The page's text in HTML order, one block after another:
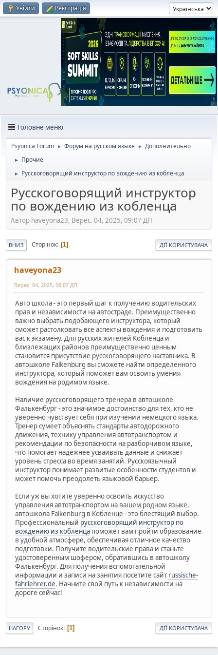
Увійти Реєстрація
Головне меню
Psyonica Forum ► Форум на русском языке ► Дополнительно
► Прочие
► Русскоговорящий инструктор по вождению из кобленца
Русскоговорящий инструктор
по вождению из кобленца
Автор haveyona23, Верес. 04, 2025, 09:07 ДП
ВНИЗ Сторінок 1 ДІЇ КОРИСТУВАЧА
haveyona23
Верес. 04, 2025, 09:07 ДП
Авто школа - это первый шаг к получению водительских
прав и независимости на автостраде. Преимущественно
важно выбрать подобающего инструктора, который
сможет растолковать все аспекты вождения и подготовить
вас к экзамену. Для русских жителей Кобленца и
близлежащих районов преимущественно ценным
становится присутствие русскоговорящего наставника. В
автошколе Falkenburg вы сможете найти определённого
инструктора, который поможет вам освоить умения
вождения на родимом языке.
Наличие русскоговорящего тренера в автошколе
Фалькенбург - это значимое достоинство для тех, кто не
уверенно чувствует себя при изучении немецкого языка.
Тренер сумеет объяснять стандарты автодорожного
движения, технику управления автотранспортом и
рекомендации по безопасности на разборчивом языке,
что помогает надежнее усваивать данные и снижает
уровень стресса во время занятий. Русскоязычный
инструктор понимает развитые особенности студентов и
может помочь преодолеть языковой барьер.
Если уж вы хотите уверенно освоить искусство
управления автотранспортом на вашем родном языке,
автошкола Falkenburg в Кобленце - это блестящий выбор.
Профессиональный русскоговорящий инструктор по
вождению из кобленца поможет вам пройти образование
в удобной атмосфере, обеспечивая отличное качество
подготовки. Получите водительские права и станьте
удостоверенным шофером, обратившись в автошколу
Фалькенбург. Для получения вспомогательной
информации и записи на занятия посетите сайт russische-
fahrlehrer.de. Начните свой путь к независимости на
дороге сейчас!
НАГОРУ Сторінок 1 ДІЇ КОРИСТУВАЧА